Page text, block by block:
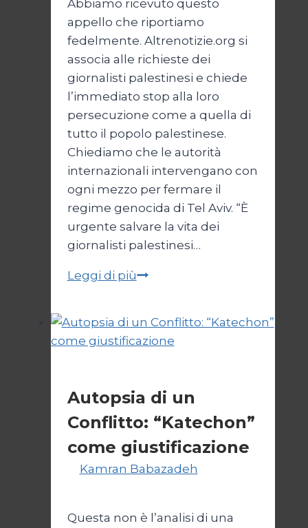
Abbiamo ricevuto questo
appello che riportiamo
fedelmente. Altrenotizie.org si
associa alle richieste dei
giornalisti palestinesi e chiede
l’immediato stop alla loro
persecuzione come a quella di
tutto il popolo palestinese.
Chiediamo che le autorità
internazionali intervengano con
ogni mezzo per fermare il
regime genocida di Tel Aviv. “È
urgente salvare la vita dei
giornalisti palestinesi…
Leggi di piùGiornalisti,
da
Gaza
Autopsia di un
Conflitto: “Katechon”
come giustificazione
Kamran Babazadeh
Questa non è l’analisi di una